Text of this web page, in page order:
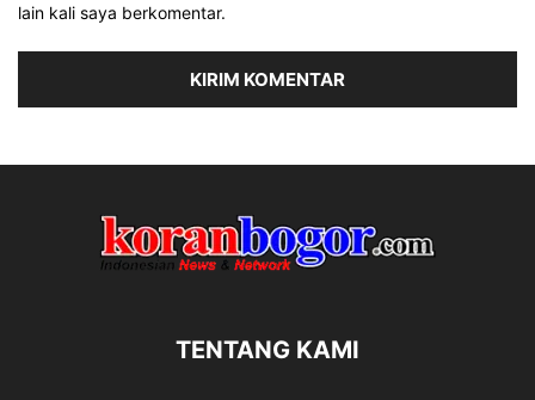
lain kali saya berkomentar.
TENTANG KAMI